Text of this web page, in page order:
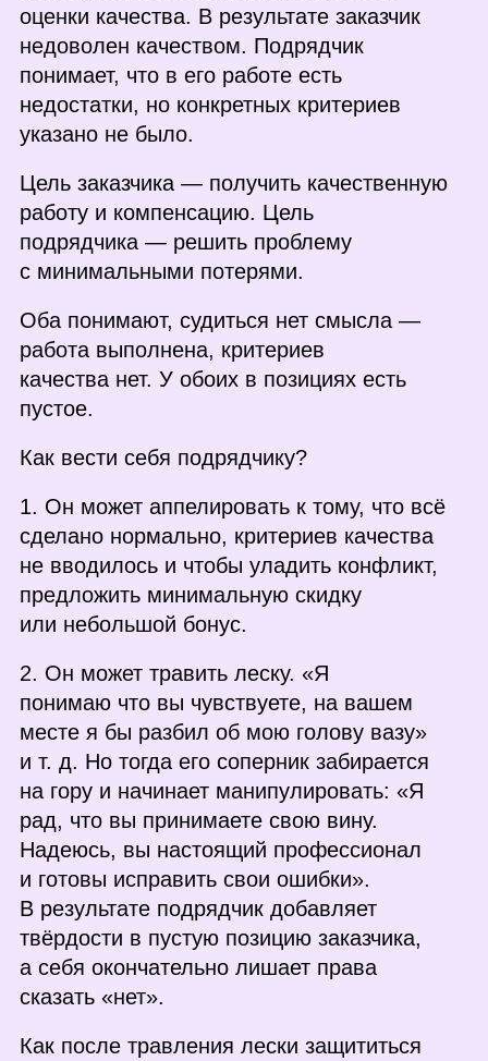
оценки качества. В результате заказчик
недоволен качеством. Подрядчик
понимает, что в его работе есть
недостатки, но конкретных критериев
указано не было.
Цель заказчика — получить качественную
работу и компенсацию. Цель
подрядчика — решить проблему
с минимальными потерями.
Оба понимают, судиться нет смысла —
работа выполнена, критериев
качества нет. У обоих в позициях есть
пустое.
Как вести себя подрядчику?
1. Он может аппелировать к тому, что всё
сделано нормально, критериев качества
не вводилось и чтобы уладить конфликт,
предложить минимальную скидку
или небольшой бонус.
2. Он может травить леску. «Я
понимаю что вы чувствуете, на вашем
месте я бы разбил об мою голову вазу»
и т. д. Но тогда его соперник забирается
на гору и начинает манипулировать: «Я
рад, что вы принимаете свою вину.
Надеюсь, вы настоящий профессионал
и готовы исправить свои ошибки».
В результате подрядчик добавляет
твёрдости в пустую позицию заказчика,
а себя окончательно лишает права
сказать «нет».
Как после травления лески защититься